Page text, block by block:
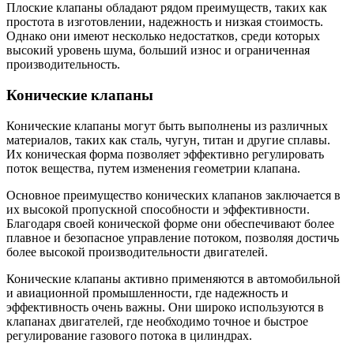
Плоские клапаны обладают рядом преимуществ, таких как
простота в изготовлении, надежность и низкая стоимость.
Однако они имеют несколько недостатков, среди которых
высокий уровень шума, больший износ и ограниченная
производительность.
Конические клапаны
Конические клапаны могут быть выполнены из различных
материалов, таких как сталь, чугун, титан и другие сплавы.
Их коническая форма позволяет эффективно регулировать
поток вещества, путем изменения геометрии клапана.
Основное преимущество конических клапанов заключается в
их высокой пропускной способности и эффективности.
Благодаря своей конической форме они обеспечивают более
плавное и безопасное управление потоком, позволяя достичь
более высокой производительности двигателей.
Конические клапаны активно применяются в автомобильной
и авиационной промышленности, где надежность и
эффективность очень важны. Они широко используются в
клапанах двигателей, где необходимо точное и быстрое
регулирование газового потока в цилиндрах.